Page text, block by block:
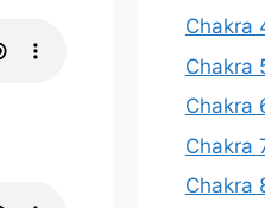
Chakra
Chakra
Chakra
Chakra
Chakra